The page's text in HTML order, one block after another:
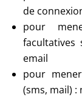
de
pour
facultatives
email
pour
(sms, mail)